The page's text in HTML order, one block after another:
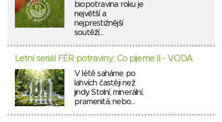
biopotravina roku je
největší a
nejprestižnější
soutěží…
Letní seriál FÉR potraviny: Co pijeme II - VODA
V létě saháme po
lahvích častěji než
jindy. Stolní, minerální,
pramenitá, nebo…